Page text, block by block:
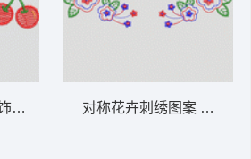
卡通动物与水果装饰图案 卡通童装章标贴布 对称花卉刺绣